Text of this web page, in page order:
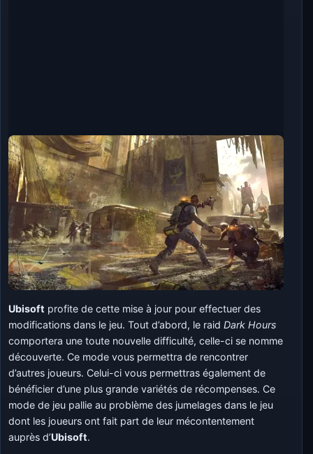
Ubisoft profite de cette mise à jour pour effectuer des
modifications dans le jeu. Tout d’abord, le raidDark Hours
comportera une toute nouvelle difficulté, celle-ci se nomme
découverte. Ce mode vous permettra de rencontrer
d’autres joueurs. Celui-ci vous permettras également de
bénéficier d’une plus grande variétés de récompenses. Ce
mode de jeu pallie au problème des jumelages dans le jeu
dont les joueurs ont fait part de leur mécontentement
auprès d’Ubisoft.